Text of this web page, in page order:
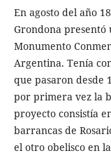
En agosto del año
Grondona
Monumento
Argentina. Tenía
que pasaron desde
por primera vez la
proyecto consistía
barrancas de
el otro obelisco en